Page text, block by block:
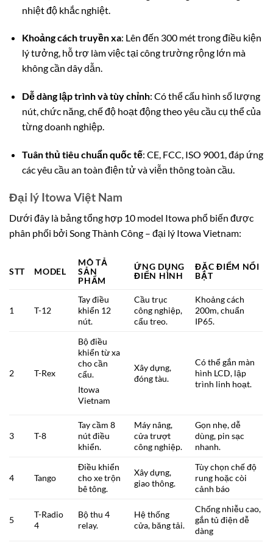
nhiệt độ khắc nghiệt.
Khoảng cách truyền xa: Lên đến 300 mét trong điều kiện
lý tưởng, hỗ trợ làm việc tại công trường rộng lớn mà
không cần dây dẫn.
Dễ dàng lập trình và tùy chỉnh: Có thể cấu hình số lượng
nút, chức năng, chế độ hoạt động theo yêu cầu cụ thể của
từng doanh nghiệp.
Tuân thủ tiêu chuẩn quốc tế: CE, FCC, ISO 9001, đáp ứng
các yêu cầu an toàn điện tử và viễn thông toàn cầu.
Đại lý Itowa Việt Nam
Dưới đây là bảng tổng hợp 10 model Itowa phổ biến được
phân phối bởi Song Thành Công – đại lý Itowa Vietnam:
STT MODEL
MÔ TẢ
SẢN
PHẨM
ỨNG DỤNG
ĐIỂN HÌNH
ĐẶC ĐIỂM NỔI
BẬT
1 T-12
Tay điều
khiển 12
nút.
Cầu trục
công nghiệp,
cẩu treo.
Khoảng cách
200m, chuẩn
IP65.
2 T-Rex
Bộ điều
khiển từ xa
cho cần
cẩu.
Itowa
Vietnam
Xây dựng,
đóng tàu.
Có thể gắn màn
hình LCD, lập
trình linh hoạt.
3 T-8
Tay cầm 8
nút điều
khiển.
Máy nâng,
cửa trượt
công nghiệp.
Gọn nhẹ, dễ
dùng, pin sạc
nhanh.
4 Tango
Điều khiển
cho xe trộn
bê tông.
Xây dựng,
giao thông.
Tùy chọn chế độ
rung hoặc còi
cảnh báo
5
T-Radio
4
Bộ thu 4
relay.
Hệ thống
cửa, băng tải.
Chống nhiễu cao,
gắn tủ điện dễ
dàng